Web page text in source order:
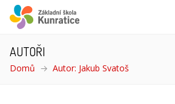
AUTOŘI
Domů Autor: Jakub Svatoš